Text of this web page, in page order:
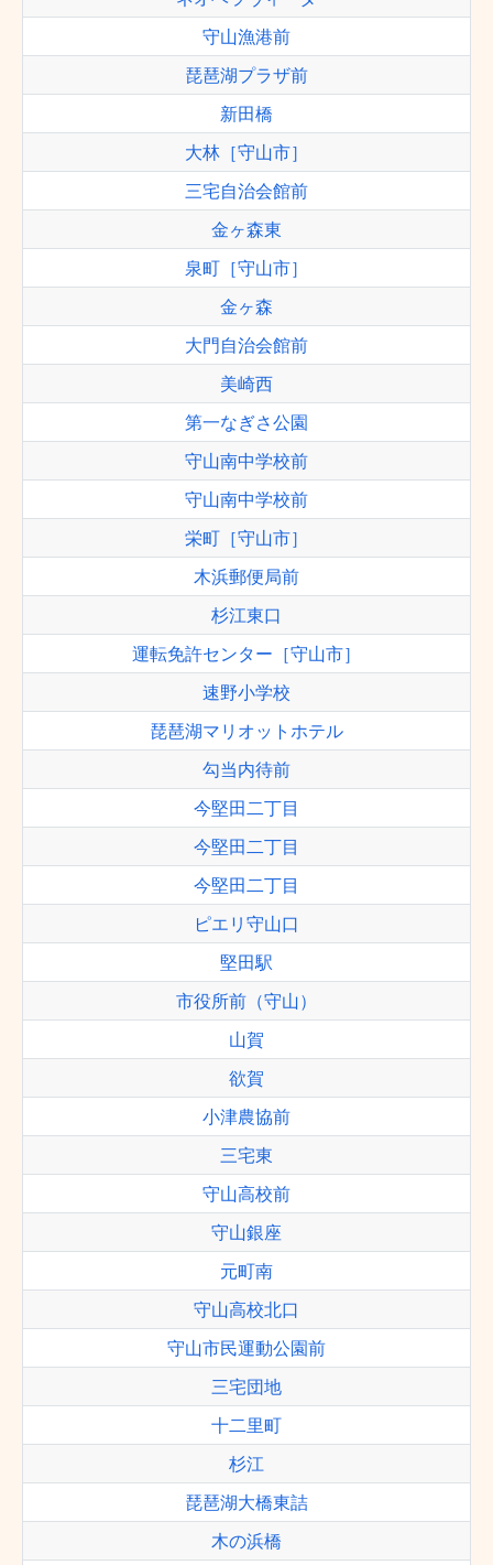
守山漁港前
琵琶湖プラザ前
新田橋
大林［守山市］
三宅自治会館前
金ヶ森東
泉町［守山市］
金ヶ森
大門自治会館前
美崎西
第一なぎさ公園
守山南中学校前
守山南中学校前
栄町［守山市］
木浜郵便局前
杉江東口
運転免許センター［守山市］
速野小学校
琵琶湖マリオットホテル
勾当内待前
今堅田二丁目
今堅田二丁目
今堅田二丁目
ピエリ守山口
堅田駅
市役所前（守山）
山賀
欲賀
小津農協前
三宅東
守山高校前
守山銀座
元町南
守山高校北口
守山市民運動公園前
三宅団地
十二里町
杉江
琵琶湖大橋東詰
木の浜橋